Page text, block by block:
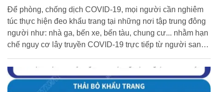
Để phòng, chống dịch COVID-19, mọi người cần nghiêm
túc thực hiện đeo khẩu trang tại những nơi tập trung đông
người như: nhà ga, bến xe, bến tàu, chung cư... nhằm hạn
chế nguy cơ lây truyền COVID-19 trực tiếp từ người sang